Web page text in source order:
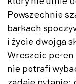
Powszechnie
barkach
i życie dwojga
Wreszcie
nie potrafi
zadaje pytanie: